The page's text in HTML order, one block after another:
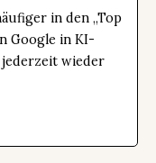
in den „Top
Google in KI-
wieder